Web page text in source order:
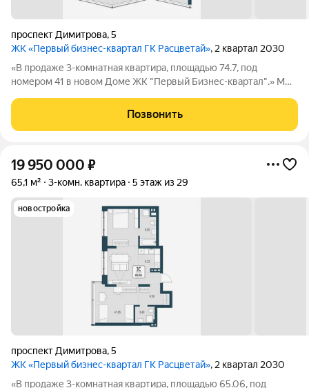
проспект Димитрова,5
ЖК «Первый бизнес-квартал ГК Расцветай», 2 квартал 2030
«В продаже 3-комнатная квартира, площадью 74.7, под
номером 41 в новом Доме ЖК "Первый Бизнес-квартал".» Мы
где раньше находился торговый центр ЦУМ. На его месте мы
строим квартал, где жилье,
Позвонить
19 950 000 ₽
65,1 м² 3-комн. квартира 5 этаж из 29
новостройка
проспект Димитрова,5
ЖК «Первый бизнес-квартал ГК Расцветай», 2 квартал 2030
«В продаже 3-комнатная квартира, площадью 65.06, под